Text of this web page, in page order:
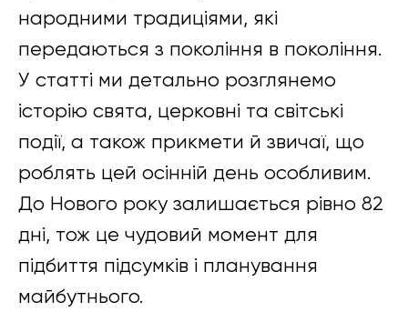
народними традиціями, які
передаються з покоління в покоління.
У статті ми детально розглянемо
історію свята, церковні та світські
події, а також прикмети й звичаї, що
роблять цей осінній день особливим.
До Нового року залишається рівно 82
дні, тож це чудовий момент для
підбиття підсумків і планування
майбутнього.